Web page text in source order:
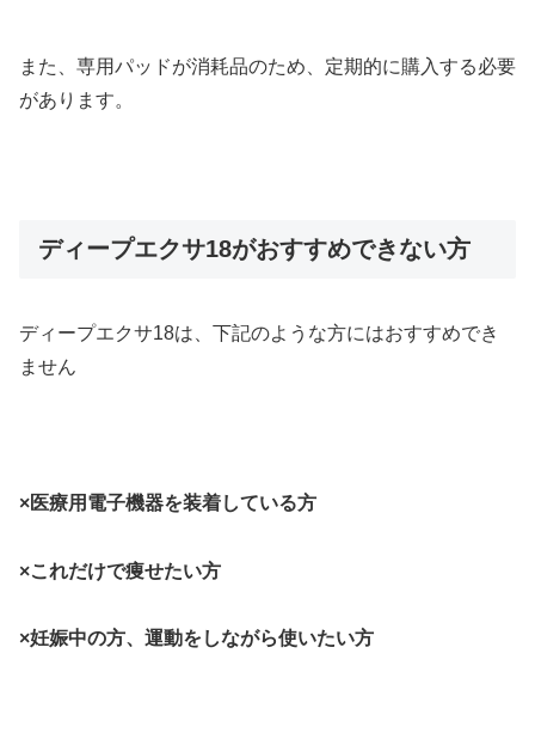
また、専用パッドが消耗品のため、定期的に購入する必要
があります。
ディープエクサ18がおすすめできない方
ディープエクサ18は、下記のような方にはおすすめでき
ません
×医療用電子機器を装着している方
×これだけで痩せたい方
×妊娠中の方、運動をしながら使いたい方